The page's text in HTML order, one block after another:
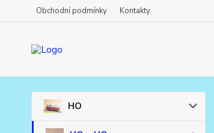
Obchodní podmínky Kontakty
HO